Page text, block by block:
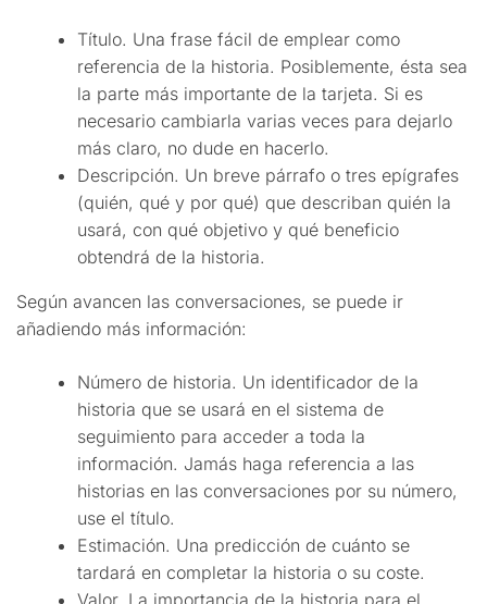
Título. Una frase fácil de emplear como
referencia de la historia. Posiblemente, ésta sea
la parte más importante de la tarjeta. Si es
necesario cambiarla varias veces para dejarlo
más claro, no dude en hacerlo.
Descripción. Un breve párrafo o tres epígrafes
(quién, qué y por qué) que describan quién la
usará, con qué objetivo y qué beneficio
obtendrá de la historia.
Según avancen las conversaciones, se puede ir
añadiendo más información:
Número de historia. Un identificador de la
historia que se usará en el sistema de
seguimiento para acceder a toda la
información. Jamás haga referencia a las
historias en las conversaciones por su número,
use el título.
Estimación. Una predicción de cuánto se
tardará en completar la historia o su coste.
Valor. La importancia de la historia para el